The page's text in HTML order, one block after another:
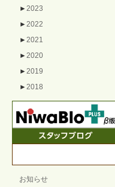
► 2023
► 2022
► 2021
► 2020
► 2019
► 2018
お知らせ